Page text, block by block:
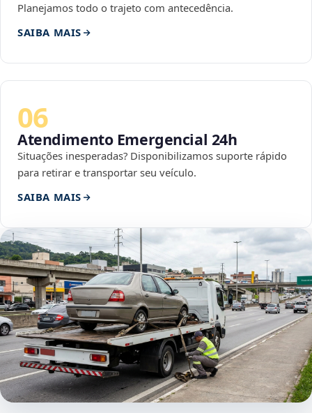
Planejamos todo o trajeto com antecedência.
SAIBA MAIS
06
Atendimento Emergencial 24h
Situações inesperadas? Disponibilizamos suporte rápido
para retirar e transportar seu veículo.
SAIBA MAIS